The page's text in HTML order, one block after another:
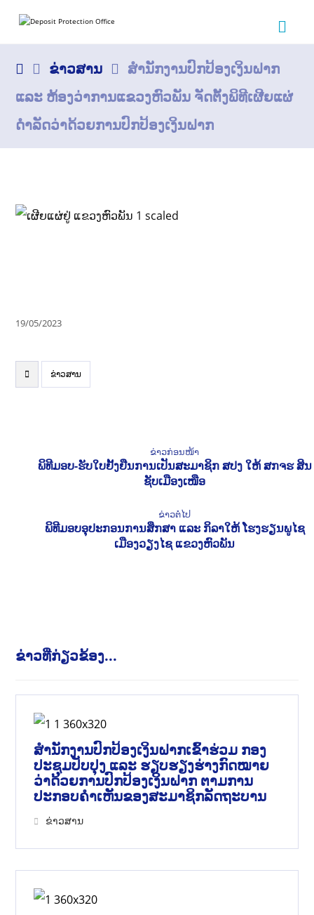
ຂ່າວສານ
ສຳນັກງານປົກປ້ອງເງິນຝາກ
ແລະ ຫ້ອງວ່າການແຂວງຫົວພັນ ຈັດຕັ້ງພິທີເຜີຍແຜ່
ດຳລັດວ່າດ້ວຍການປົກປ້ອງເງິນຝາກ
19/05/2023
ຂ່າວສານ
ຂ່າວກ່ອນໜ້າ
ພິທີມອບ-ຮັບໃບຢັ້ງຢືນການເປັນສະມາຊິກ ສປງ ໃຫ້ ສກຈຮ ສິນ
ຊັບເມືອງເໜືອ
ຂ່າວຕໍ່ໄປ
ພິທີມອບອຸປະກອນການສຶກສາ ແລະ ກິລາໃຫ້ ໂຮງຮຽນພູໄຊ
ເມືອງວຽງໄຊ ແຂວງຫົວພັນ
ຂ່າວທີ່ກ່ຽວຂ້ອງ...
ສໍານັກງານປົກປ້ອງເງິນຝາກເຂົ້າຮ່ວມ ກອງ
ປະຊຸມປັບປຸງ ແລະ ຮຽບຮຽງຮ່າງກົດໝາຍ
ວ່າດ້ວຍການປົກປ້ອງເງິນຝາກ ຕາມການ
ປະກອບຄຳເຫັນຂອງສະມາຊິກລັດຖະບານ
ຂ່າວສານ